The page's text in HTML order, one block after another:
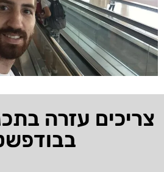
צריכים עזרה